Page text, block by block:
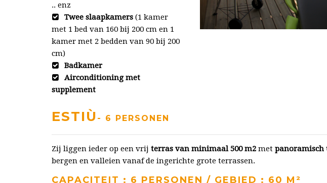
.. enz
Twee slaapkamers (1 kamer
met 1 bed van 160 bij 200 cm en 1
kamer met 2 bedden van 90 bij 200
cm)
Badkamer
Airconditioning met
supplement
ESTIÙ - 6 PERSONEN
Zij liggen ieder op een vrij terras van minimaal 500 m2 met
bergen en valleien vanaf de ingerichte grote terrassen.
CAPACITEIT : 6 PERSONEN / GEBIED : 60 M²